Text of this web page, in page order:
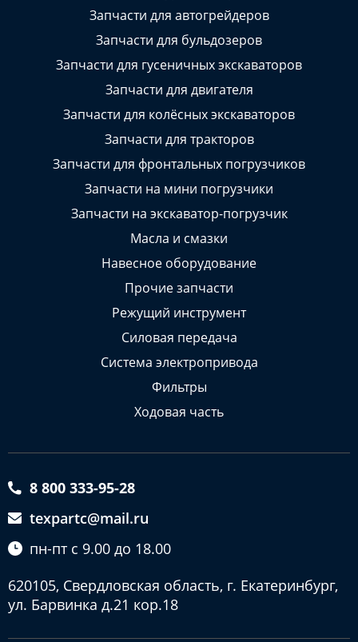
Запчасти для автогрейдеров
Запчасти для бульдозеров
Запчасти для гусеничных экскаваторов
Запчасти для двигателя
Запчасти для колёсных экскаваторов
Запчасти для тракторов
Запчасти для фронтальных погрузчиков
Запчасти на мини погрузчики
Запчасти на экскаватор-погрузчик
Масла и смазки
Навесное оборудование
Прочие запчасти
Режущий инструмент
Силовая передача
Система электропривода
Фильтры
Ходовая часть
8 800 333-95-28
texpartc@mail.ru
пн-пт с 9.00 до 18.00
620105, Свердловская область, г. Екатеринбург,
ул. Барвинка д.21 кор.18